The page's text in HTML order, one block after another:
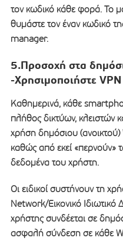
τον κωδικό κάθε φορά. Το
θυμάστε τον έναν κωδικό
manager.
5.Προσοχή στα
-Χρησιμοποιήστε VPN
Καθημερινά, κάθε
πλήθος δικτύων, κλειστών
χρήση δημόσιου (ανοικτού)
καθώς από εκεί «περνούν»
δεδομένα του χρήστη.
Οι ειδικοί συστήνουν τη
Network/Εικονικό Ιδιωτικό
χρήστης συνδέεται σε
ασφαλή σύνδεση σε κάθε